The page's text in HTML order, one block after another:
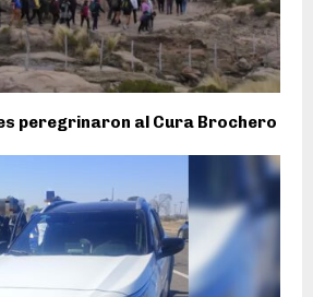
peregrinaron al Cura Brochero